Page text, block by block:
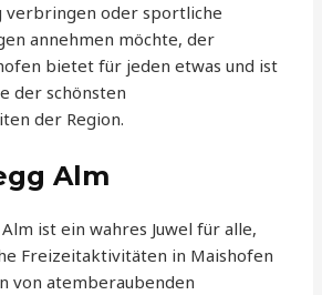
verbringen oder sportliche
annehmen möchte, der
bietet für jeden etwas und ist
der schönsten
der Region.
Alm
ist ein wahres Juwel für alle,
Freizeitaktivitäten in Maishofen
von atemberaubenden